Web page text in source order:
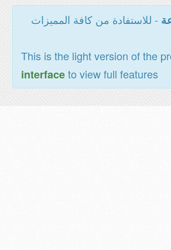
- للاستفادة من كافة المميزات
This is the light version of the
interfaceto view full features